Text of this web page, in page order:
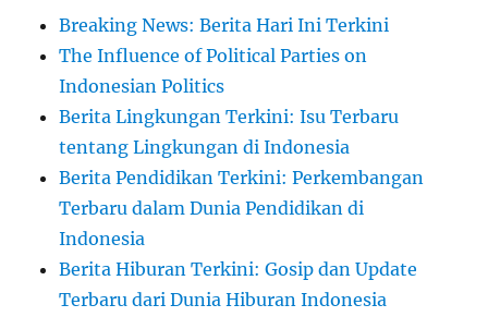
Breaking News: Berita Hari Ini Terkini
The Influence of Political Parties on
Indonesian Politics
Berita Lingkungan Terkini: Isu Terbaru
tentang Lingkungan di Indonesia
Berita Pendidikan Terkini: Perkembangan
Terbaru dalam Dunia Pendidikan di
Indonesia
Berita Hiburan Terkini: Gosip dan Update
Terbaru dari Dunia Hiburan Indonesia